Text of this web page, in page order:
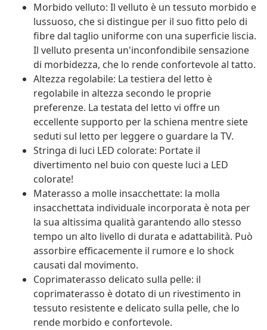
Morbido velluto: Il velluto è un tessuto morbido e
lussuoso, che si distingue per il suo fitto pelo di
fibre dal taglio uniforme con una superficie liscia.
Il velluto presenta un'inconfondibile sensazione
di morbidezza, che lo rende confortevole al tatto.
Altezza regolabile: La testiera del letto è
regolabile in altezza secondo le proprie
preferenze. La testata del letto vi offre un
eccellente supporto per la schiena mentre siete
seduti sul letto per leggere o guardare la TV.
Stringa di luci LED colorate: Portate il
divertimento nel buio con queste luci a LED
colorate!
Materasso a molle insacchettate: la molla
insacchettata individuale incorporata è nota per
la sua altissima qualità garantendo allo stesso
tempo un alto livello di durata e adattabilità. Può
assorbire efficacemente il rumore e lo shock
causati dal movimento.
Coprimaterasso delicato sulla pelle: il
coprimaterasso è dotato di un rivestimento in
tessuto resistente e delicato sulla pelle, che lo
rende morbido e confortevole.